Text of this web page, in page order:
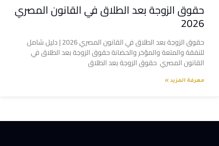
حقوق الزوجة بعد الطلاق في القانون المصري
2026
حقوق الزوجة بعد الطلاق في القانون المصري 2026 | دليل شامل
للنفقة والمتعة والمؤخر والحضانة حقوق الزوجة بعد الطلاق في
القانون المصري حقوق الزوجة بعد الطلاق
معرفة المزيد »